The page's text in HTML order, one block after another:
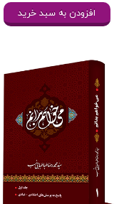
افزودن به سبد خرید